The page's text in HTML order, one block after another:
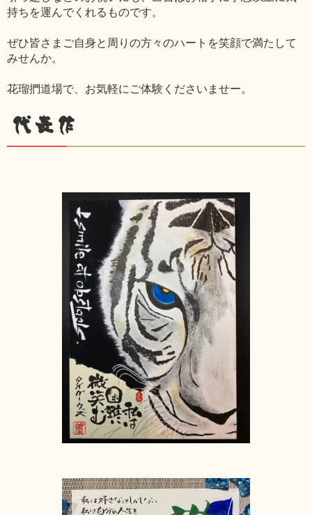
持ちを運んでくれるものです。
ぜひ皆さまご自身と周りの方々のハートを笑顔で満たして
みせんか。
花瑠捫道場で、お気軽にご体験くださいませー。
代表作